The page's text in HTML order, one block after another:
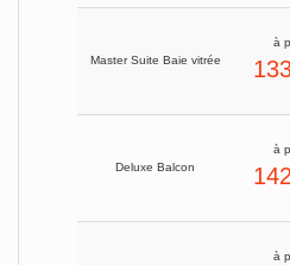
Master Suite Baie vitrée
à
Deluxe Balcon
à
à